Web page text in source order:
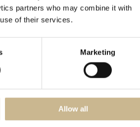
partners who may combine it with
of their services.
Marketing
Allow all